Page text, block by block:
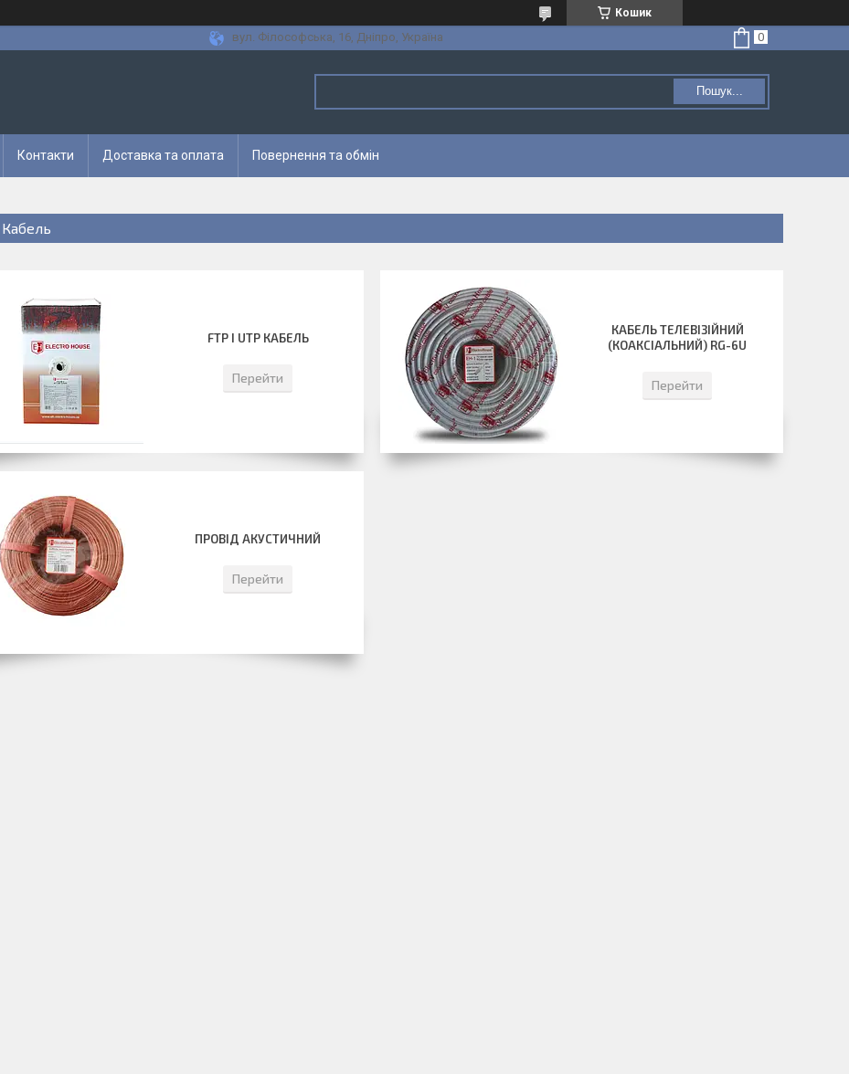
Кошик
вул. Філософська, 16, Дніпро, Україна
Пошук...
Контакти Доставка та оплата Повернення та обмін
Кабель
FTP І UTP КАБЕЛЬ
Перейти
КАБЕЛЬ ТЕЛЕВІЗІЙНИЙ
(КОАКСІАЛЬНИЙ) RG-6U
Перейти
ПРОВІД АКУСТИЧНИЙ
Перейти